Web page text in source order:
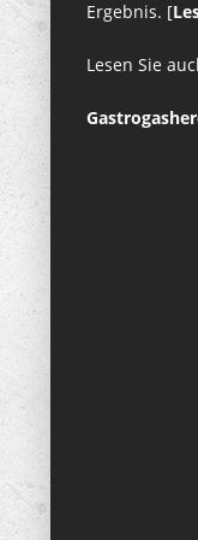
Ergebnis. [
Lesen Sie